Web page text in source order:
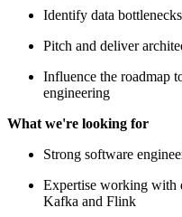
Identify data
Pitch and deliver
Influence the roadmap
engineering
What we're looking for
Strong software
Expertise working with
Kafka and Flink